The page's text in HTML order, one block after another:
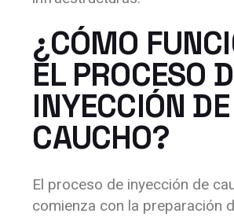
¿CÓMO
EL PROCESO
INYECCIÓN DE
CAUCHO?
El proceso de inyección de
comienza con la preparación